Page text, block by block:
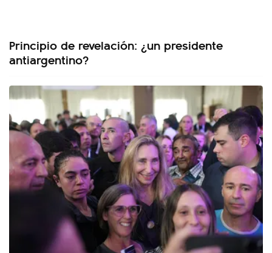
Principio de revelación: ¿un presidente
antiargentino?